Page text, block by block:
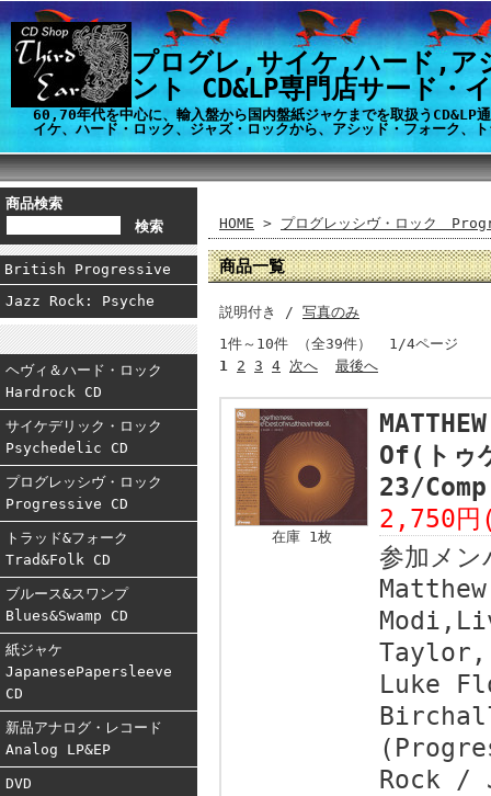
プログレ,サイケ,ハード,ア
ント CD&LP専門店サード・
60,70年代を中心に、輸入盤から国内盤紙ジャケまでを取扱うCD&LP
イケ、ハード・ロック、ジャズ・ロックから、アシッド・フォーク、
商品検索
British Progressive
Jazz Rock: Psyche
ヘヴィ＆ハード・ロック
Hardrock CD
サイケデリック・ロック
Psychedelic CD
プログレッシヴ・ロック
Progressive CD
トラッド&フォーク
Trad&Folk CD
ブルース&スワンプ
Blues&Swamp CD
紙ジャケ
JapanesePapersleeve
CD
新品アナログ・レコード
Analog LP&EP
DVD
HOME > プログレッシヴ・ロック
商品一覧
説明付き / 写真のみ
1件～10件 （全39件） 1/4ページ
1 2 3 4 次へ 最後へ
在庫 1枚
Of(トゥ
23/
2,750円
参加メン
Taylor,
Luke
Rock /